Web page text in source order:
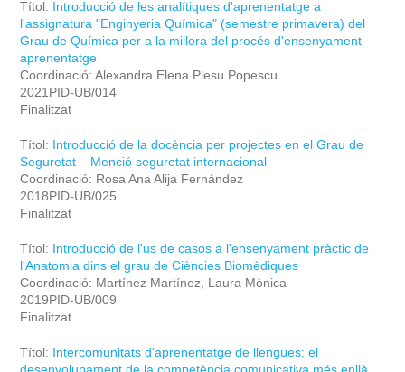
Títol: Introducció de les analítiques d'aprenentatge a
l'assignatura "Enginyeria Química" (semestre primavera) del
Grau de Química per a la millora del procés d'ensenyament-
aprenentatge
Coordinació: Alexandra Elena Plesu Popescu
2021PID-UB/014
Finalitzat
Títol: Introducció de la docència per projectes en el Grau de
Seguretat – Menció seguretat internacional
Coordinació: Rosa Ana Alija Fernández
2018PID-UB/025
Finalitzat
Títol: Introducció de l'us de casos a l'ensenyament pràctic de
l'Anatomia dins el grau de Ciències Biomèdiques
Coordinació: Martínez Martínez, Laura Mònica
2019PID-UB/009
Finalitzat
Títol: Intercomunitats d'aprenentatge de llengües: el